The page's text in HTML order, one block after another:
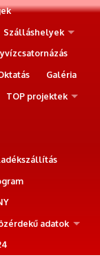
Szálláshelyek
Galéria
TOP projektek
adatok